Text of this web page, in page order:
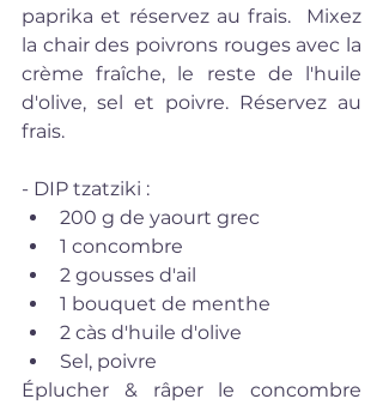
paprika et réservez au frais.  Mixez
la chair des poivrons rouges avec la
crème fraîche, le reste de l'huile
d'olive, sel et poivre. Réservez au
frais.
- DIP tzatziki :
200 g de yaourt grec
1 concombre
2 gousses d'ail
1 bouquet de menthe
2 càs d'huile d'olive
Sel, poivre
Éplucher & râper le concombre